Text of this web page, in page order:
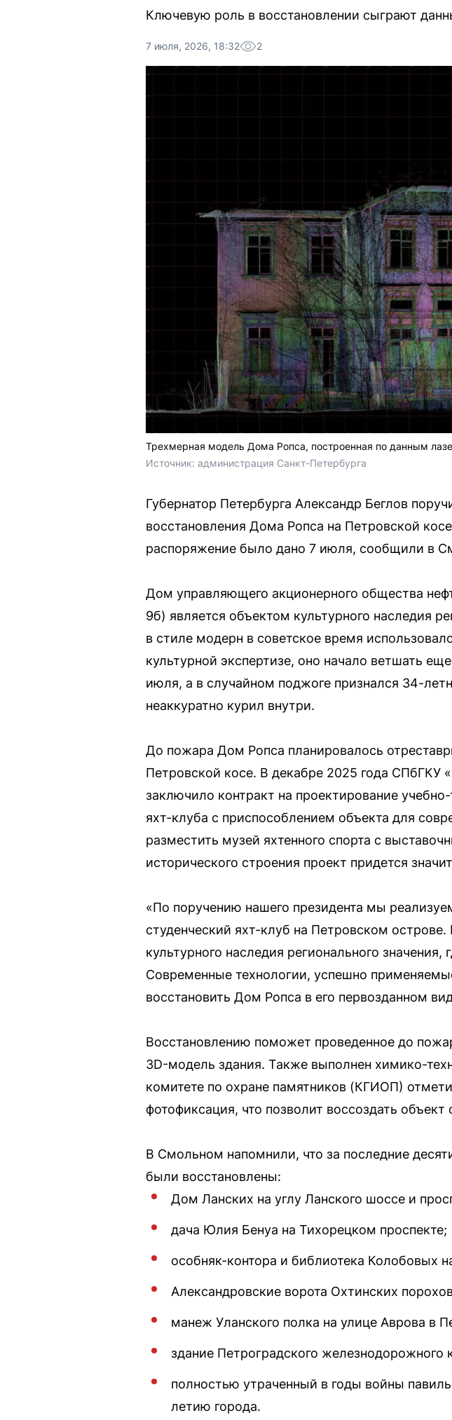
Ключевую роль в восстановлении сыграют
7 июля, 2026, 18:32 2
Трехмерная модель Дома Ропса, построенная по данным
Источник: администрация Санкт-Петербурга
Губернатор Петербурга Александр Беглов
восстановления Дома Ропса на Петровской
распоряжение было дано 7 июля, сообщили в
Дом управляющего акционерного общества
9б) является объектом культурного наследия
в стиле модерн в советское время
культурной экспертизе, оно начало ветшать
июля, а в случайном поджоге признался 34-
неаккуратно курил внутри.
До пожара Дом Ропса планировалось
Петровской косе. В декабре 2025 года СПбГКУ
заключило контракт на проектирование
яхт-клуба с приспособлением объекта для
разместить музей яхтенного спорта с
исторического строения проект придется
«По поручению нашего президента мы
студенческий яхт-клуб на Петровском
культурного наследия регионального
Современные технологии, успешно
восстановить Дом Ропса в его первозданном
Восстановлению поможет проведенное до
3D-модель здания. Также выполнен химико-
комитете по охране памятников (КГИОП)
фотофиксация, что позволит воссоздать
В Смольном напомнили, что за последние
были восстановлены:
Дом Ланских на углу Ланского шоссе и
дача Юлия Бенуа на Тихорецком проспекте;
особняк-контора и библиотека Колобовых
Александровские ворота Охтинских
манеж Уланского полка на улице Аврова в
здание Петроградского железнодорожного
полностью утраченный в годы войны
летию города.